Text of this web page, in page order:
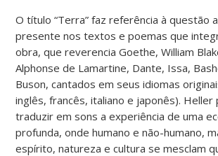
O título “Terra” faz referência à questão
presente nos textos e poemas que
obra, que reverencia Goethe, William
Alphonse de Lamartine, Dante, Issa,
Buson, cantados em seus idiomas
inglês, francês, italiano e japonês). Heller
traduzir em sons a experiência de uma
profunda, onde humano e não-humano,
espírito, natureza e cultura se mesclam